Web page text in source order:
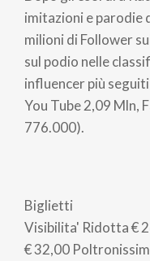
imitazioni e parodie
milioni di Follower
sul podio nelle
influencer più
You Tube 2,09 Mln,
776.000).
Biglietti
Visibilita' Ridotta€
€ 32,00